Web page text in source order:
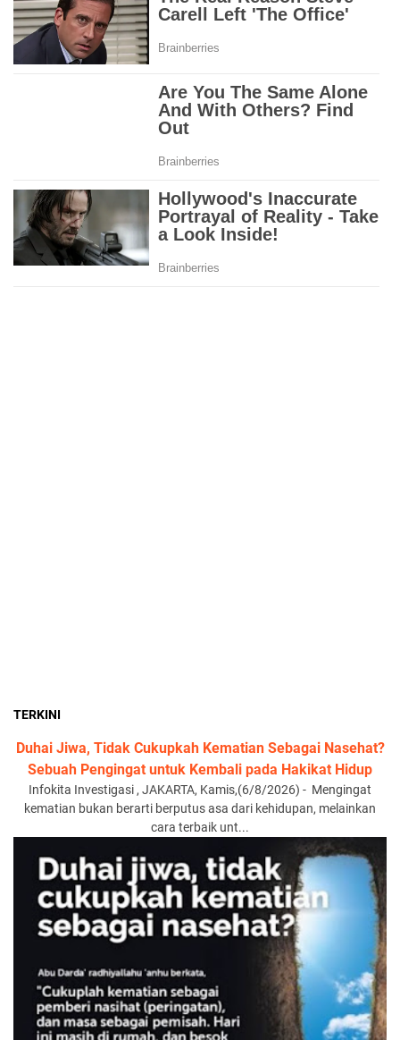
TERKINI
Duhai Jiwa, Tidak Cukupkah Kematian Sebagai Nasehat?
Sebuah Pengingat untuk Kembali pada Hakikat Hidup
Infokita Investigasi , JAKARTA, Kamis,(6/8/2026) - Mengingat
kematian bukan berarti berputus asa dari kehidupan, melainkan
cara terbaik unt...